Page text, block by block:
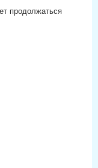
продолжаться⠀⠀